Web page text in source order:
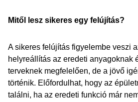
Mitől lesz sikeres egy felújítás?
A sikeres felújítás figyelembe veszi
helyreállítás az eredeti anyagoknak
terveknek megfelelően, de a jövő
történik. Előfordulhat, hogy az
találni, ha az eredeti funkció már